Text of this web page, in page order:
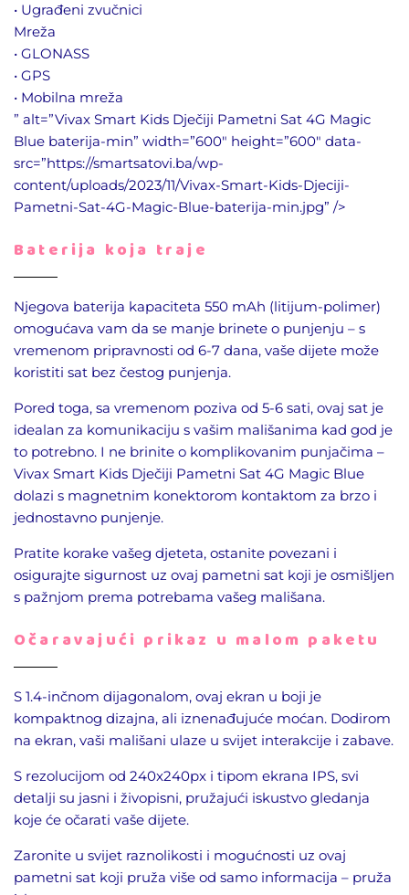
• Ugrađeni zvučnici
Mreža
• GLONASS
• GPS
• Mobilna mreža
” alt=”Vivax Smart Kids Dječiji Pametni Sat 4G Magic
Blue baterija-min” width=”600″ height=”600″ data-
src=”https://smartsatovi.ba/wp-
content/uploads/2023/11/Vivax-Smart-Kids-Djeciji-
Pametni-Sat-4G-Magic-Blue-baterija-min.jpg” />
Baterija koja traje
Njegova baterija kapaciteta 550 mAh (litijum-polimer)
omogućava vam da se manje brinete o punjenju – s
vremenom pripravnosti od 6-7 dana, vaše dijete može
koristiti sat bez čestog punjenja.
Pored toga, sa vremenom poziva od 5-6 sati, ovaj sat je
idealan za komunikaciju s vašim mališanima kad god je
to potrebno. I ne brinite o komplikovanim punjačima –
Vivax Smart Kids Dječiji Pametni Sat 4G Magic Blue
dolazi s magnetnim konektorom kontaktom za brzo i
jednostavno punjenje.
Pratite korake vašeg djeteta, ostanite povezani i
osigurajte sigurnost uz ovaj pametni sat koji je osmišljen
s pažnjom prema potrebama vašeg mališana.
Očaravajući prikaz u malom paketu
S 1.4-inčnom dijagonalom, ovaj ekran u boji je
kompaktnog dizajna, ali iznenađujuće moćan. Dodirom
na ekran, vaši mališani ulaze u svijet interakcije i zabave.
S rezolucijom od 240x240px i tipom ekrana IPS, svi
detalji su jasni i živopisni, pružajući iskustvo gledanja
koje će očarati vaše dijete.
Zaronite u svijet raznolikosti i mogućnosti uz ovaj
pametni sat koji pruža više od samo informacija – pruža